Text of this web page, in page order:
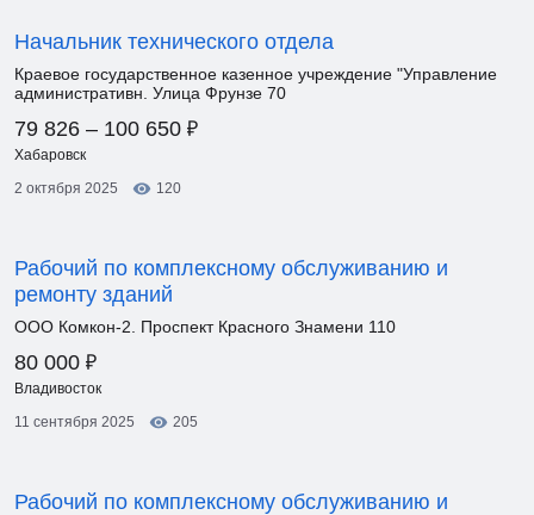
Начальник технического отдела
Краевое государственное казенное учреждение "Управление
административн. Улица Фрунзе 70
79 826 – 100 650 ₽
Хабаровск
2 октября 2025
120
Рабочий по комплексному обслуживанию и
ремонту зданий
ООО Комкон-2. Проспект Красного Знамени 110
80 000 ₽
Владивосток
11 сентября 2025
205
Рабочий по комплексному обслуживанию и